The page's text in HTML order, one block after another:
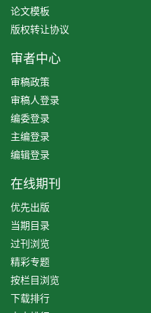
论文模板
版权转让协议
审者中心
审稿政策
审稿人登录
编委登录
主编登录
编辑登录
在线期刊
优先出版
当期目录
过刊浏览
精彩专题
按栏目浏览
下载排行